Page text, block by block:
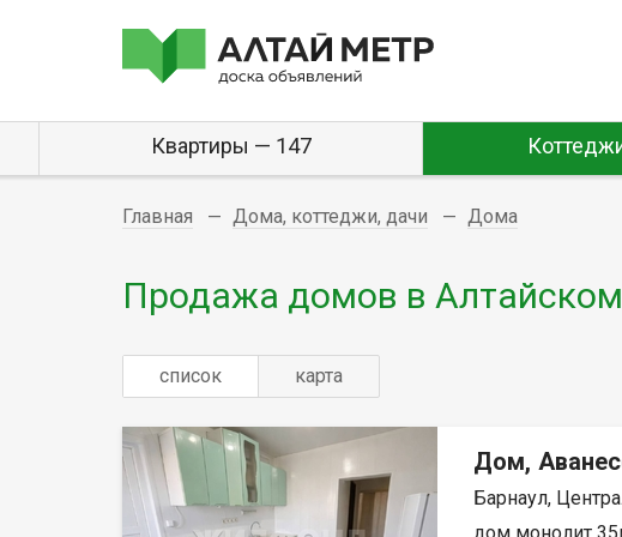
Квартиры — 147
Главная Дома, коттеджи, дачи Дома
Продажа домов в
список карта
Дом,
Барнаул,